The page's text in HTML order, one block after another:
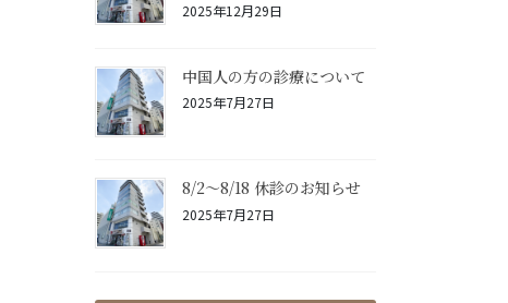
2025年12月29日
中国人の方の診療について
2025年7月27日
8/2〜8/18 休診のお知らせ
2025年7月27日